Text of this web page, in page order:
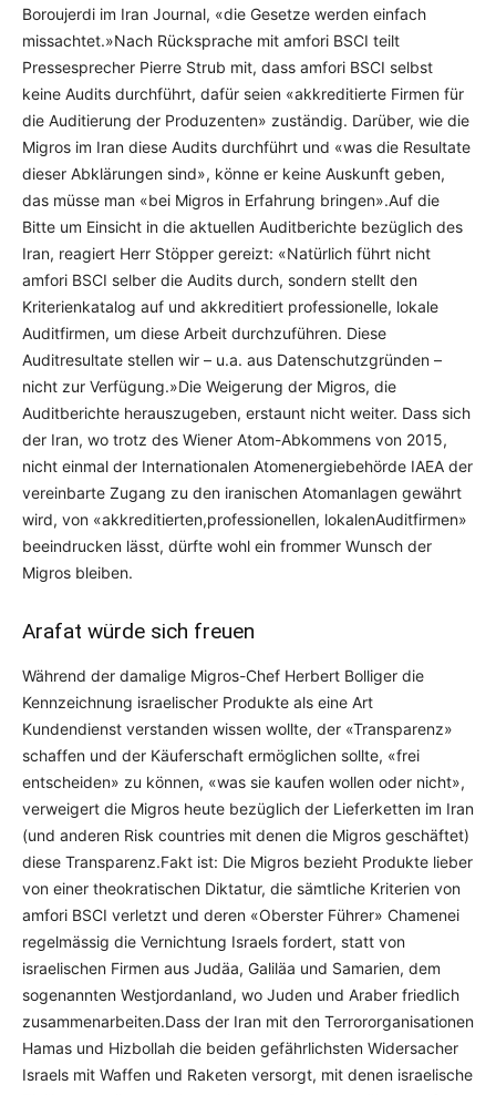
Boroujerdi im Iran Journal, «die Gesetze werden einfach
missachtet.»Nach Rücksprache mit amfori BSCI teilt
Pressesprecher Pierre Strub mit, dass amfori BSCI selbst
keine Audits durchführt, dafür seien «akkreditierte Firmen für
die Auditierung der Produzenten» zuständig. Darüber, wie die
Migros im Iran diese Audits durchführt und «was die Resultate
dieser Abklärungen sind», könne er keine Auskunft geben,
das müsse man «bei Migros in Erfahrung bringen».Auf die
Bitte um Einsicht in die aktuellen Auditberichte bezüglich des
Iran, reagiert Herr Stöpper gereizt: «Natürlich führt nicht
amfori BSCI selber die Audits durch, sondern stellt den
Kriterienkatalog auf und akkreditiert professionelle, lokale
Auditfirmen, um diese Arbeit durchzuführen. Diese
Auditresultate stellen wir – u.a. aus Datenschutzgründen –
nicht zur Verfügung.»Die Weigerung der Migros, die
Auditberichte herauszugeben, erstaunt nicht weiter. Dass sich
der Iran, wo trotz des Wiener Atom-Abkommens von 2015,
nicht einmal der Internationalen Atomenergiebehörde IAEA der
vereinbarte Zugang zu den iranischen Atomanlagen gewährt
wird, von «akkreditierten,professionellen, lokalenAuditfirmen»
beeindrucken lässt, dürfte wohl ein frommer Wunsch der
Migros bleiben.
Arafat würde sich freuen
Während der damalige Migros-Chef Herbert Bolliger die
Kennzeichnung israelischer Produkte als eine Art
Kundendienst verstanden wissen wollte, der «Transparenz»
schaffen und der Käuferschaft ermöglichen sollte, «frei
entscheiden» zu können, «was sie kaufen wollen oder nicht»,
verweigert die Migros heute bezüglich der Lieferketten im Iran
(und anderen Risk countries mit denen die Migros geschäftet)
diese Transparenz.Fakt ist: Die Migros bezieht Produkte lieber
von einer theokratischen Diktatur, die sämtliche Kriterien von
amfori BSCI verletzt und deren «Oberster Führer» Chamenei
regelmässig die Vernichtung Israels fordert, statt von
israelischen Firmen aus Judäa, Galiläa und Samarien, dem
sogenannten Westjordanland, wo Juden und Araber friedlich
zusammenarbeiten.Dass der Iran mit den Terrororganisationen
Hamas und Hizbollah die beiden gefährlichsten Widersacher
Israels mit Waffen und Raketen versorgt, mit denen israelische